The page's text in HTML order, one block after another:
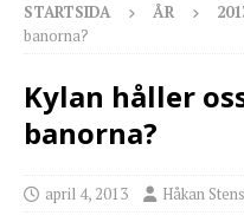
STARTSIDA ÅR
banorna?
Kylan håller
banorna?
april 4, 2013 Håkan